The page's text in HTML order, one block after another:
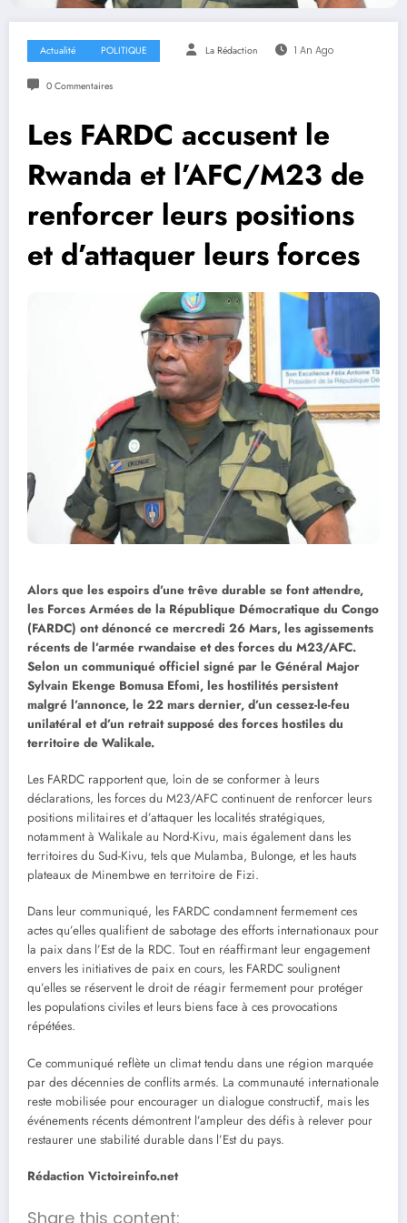
Actualité POLITIQUE La Rédaction 1 An Ago
0 Commentaires
Les FARDC accusent le
Rwanda et l’AFC/M23 de
renforcer leurs positions
et d’attaquer leurs forces
Alors que les espoirs d’une trêve durable se font attendre,
les Forces Armées de la République Démocratique du Congo
(FARDC) ont dénoncé ce mercredi 26 Mars, les agissements
récents de l’armée rwandaise et des forces du M23/AFC.
Selon un communiqué officiel signé par le Général Major
Sylvain Ekenge Bomusa Efomi, les hostilités persistent
malgré l’annonce, le 22 mars dernier, d’un cessez-le-feu
unilatéral et d’un retrait supposé des forces hostiles du
territoire de Walikale.
Les FARDC rapportent que, loin de se conformer à leurs
déclarations, les forces du M23/AFC continuent de renforcer leurs
positions militaires et d’attaquer les localités stratégiques,
notamment à Walikale au Nord-Kivu, mais également dans les
territoires du Sud-Kivu, tels que Mulamba, Bulonge, et les hauts
plateaux de Minembwe en territoire de Fizi.
Dans leur communiqué, les FARDC condamnent fermement ces
actes qu’elles qualifient de sabotage des efforts internationaux pour
la paix dans l’Est de la RDC. Tout en réaffirmant leur engagement
envers les initiatives de paix en cours, les FARDC soulignent
qu’elles se réservent le droit de réagir fermement pour protéger
les populations civiles et leurs biens face à ces provocations
répétées.
Ce communiqué reflète un climat tendu dans une région marquée
par des décennies de conflits armés. La communauté internationale
reste mobilisée pour encourager un dialogue constructif, mais les
événements récents démontrent l’ampleur des défis à relever pour
restaurer une stabilité durable dans l’Est du pays.
Rédaction Victoireinfo.net
Share this content: